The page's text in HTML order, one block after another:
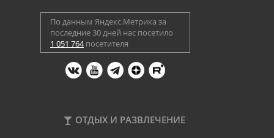
По данным Яндекс.Метрика за
последние 30 дней нас посетило
1 051 764посетителя
ОТДЫХ И РАЗВЛЕЧЕНИЕ